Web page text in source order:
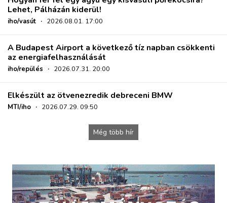
Lehet, Pálházán kiderül!
iho/vasút · 2026.08.01. 17:00
A Budapest Airport a következő tíz napban csökkenti
az energiafelhasználását
iho/repülés · 2026.07.31. 20:00
Elkészült az ötvenezredik debreceni BMW
MTI/iho · 2026.07.29. 09:50
Még több hír